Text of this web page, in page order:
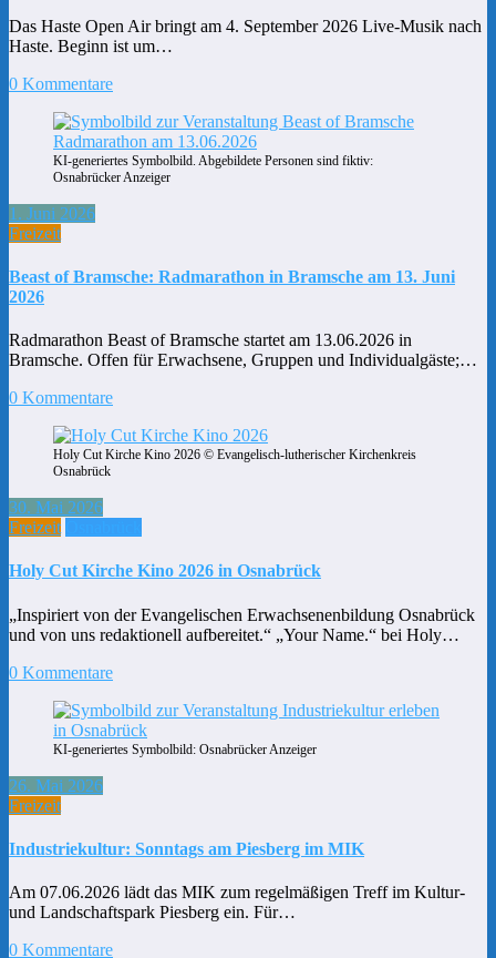
Das Haste Open Air bringt am 4. September 2026 Live-Musik nach
Haste. Beginn ist um…
0 Kommentare
KI-generiertes Symbolbild. Abgebildete Personen sind fiktiv:
Osnabrücker Anzeiger
1. Juni 2026
Freizeit
Beast of Bramsche: Radmarathon in Bramsche am 13. Juni
2026
Radmarathon Beast of Bramsche startet am 13.06.2026 in
Bramsche. Offen für Erwachsene, Gruppen und Individualgäste;…
0 Kommentare
Holy Cut Kirche Kino 2026 © Evangelisch-lutherischer Kirchenkreis
Osnabrück
30. Mai 2026
Freizeit
Holy Cut Kirche Kino 2026 in Osnabrück
„Inspiriert von der Evangelischen Erwachsenenbildung Osnabrück
und von uns redaktionell aufbereitet.“ „Your Name.“ bei Holy…
0 Kommentare
KI-generiertes Symbolbild: Osnabrücker Anzeiger
26. Mai 2026
Freizeit
Industriekultur: Sonntags am Piesberg im MIK
Am 07.06.2026 lädt das MIK zum regelmäßigen Treff im Kultur-
und Landschaftspark Piesberg ein. Für…
0 Kommentare